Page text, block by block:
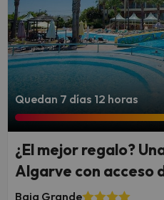
Quedan 7 días 12 horas
¿El mejor regalo?
Algarve con acceso
Baia Grande